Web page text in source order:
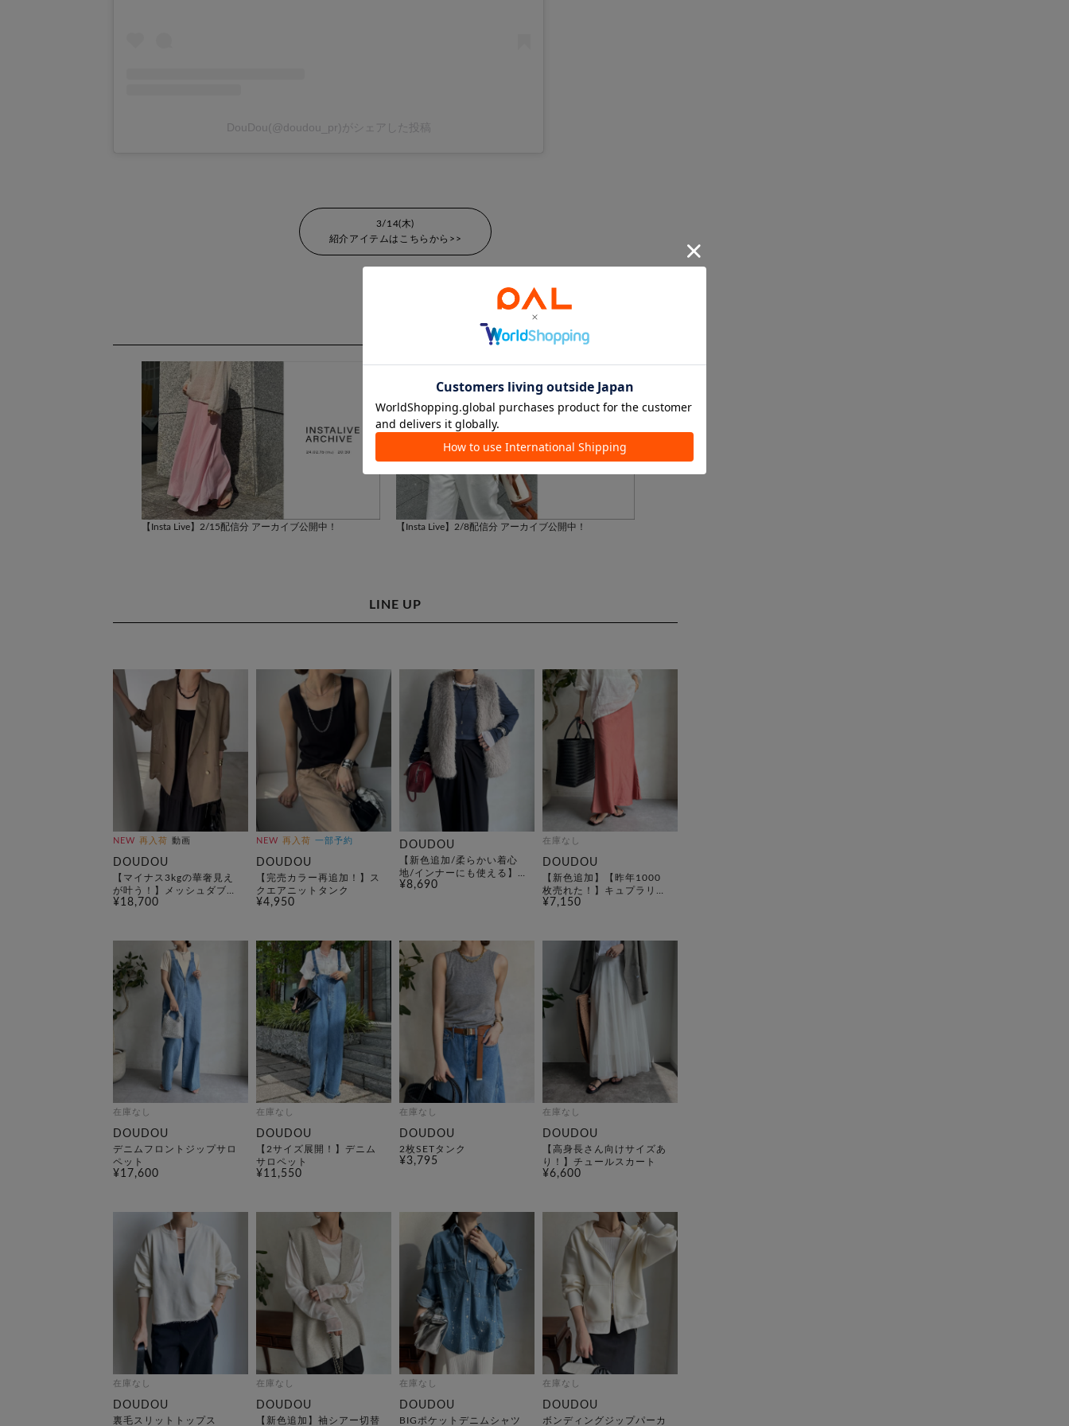
DouDou(@doudou_pr)がシェアした投稿
3/14(木)
紹介アイテムはこちらから>>
【Insta Live】2/15配信分 アーカイブ公開中！ 【Insta Live】2/8配信分 アーカイブ公開中！
LINE UP
NEW 再入荷 動画
DOUDOU
【マイナス3kgの華奢見え
が叶う！】メッシュダブル
ジャケット
¥18,700
NEW 再入荷 一部予約
DOUDOU
【完売カラー再追加！】ス
クエアニットタンク
¥4,950
DOUDOU
【新色追加/柔らかい着心
地/インナーにも使える】
コットンシアーTEE
¥8,690
在庫なし
DOUDOU
【新色追加】【昨年1000
枚売れた！】キュプラリネ
ンマーメイドスカート
¥7,150
在庫なし
DOUDOU
デニムフロントジップサロ
ペット
¥17,600
在庫なし
DOUDOU
【2サイズ展開！】デニム
サロペット
¥11,550
在庫なし
DOUDOU
2枚SETタンク
¥3,795
在庫なし
DOUDOU
【高身長さん向けサイズあ
り！】チュールスカート
¥6,600
在庫なし
DOUDOU
裏毛スリットトップス
在庫なし
DOUDOU
【新色追加】袖シアー切替
在庫なし
DOUDOU
BIGポケットデニムシャツ
在庫なし
DOUDOU
ボンディングジップパーカ